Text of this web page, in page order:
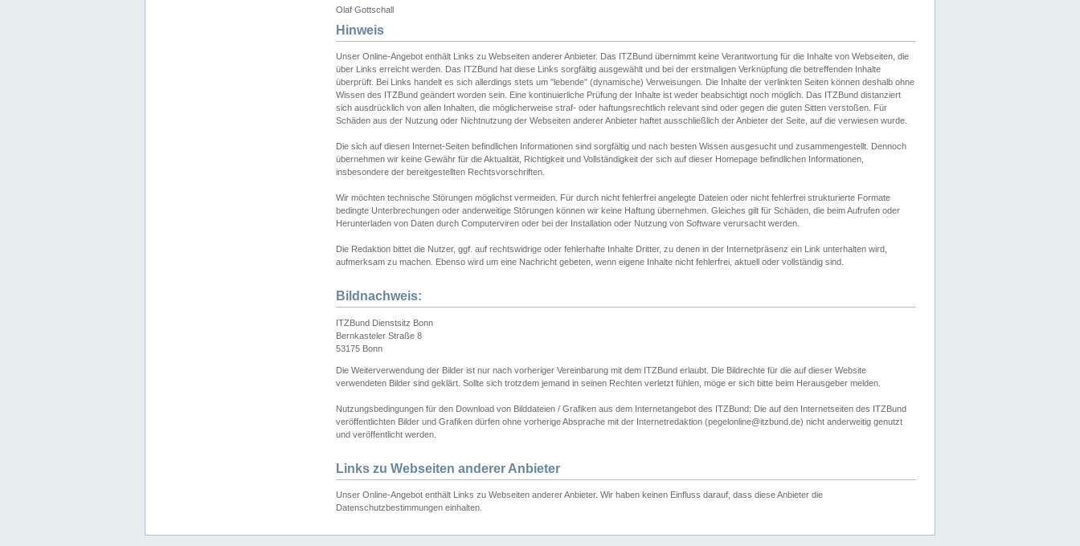
Olaf Gottschall
Hinweis
Unser Online-Angebot enthält Links zu Webseiten anderer Anbieter. Das ITZBund übernimmt keine Verantwortung für die Inhalte von Webseiten, die
über Links erreicht werden. Das ITZBund hat diese Links sorgfältig ausgewählt und bei der erstmaligen Verknüpfung die betreffenden Inhalte
überprüft. Bei Links handelt es sich allerdings stets um "lebende" (dynamische) Verweisungen. Die Inhalte der verlinkten Seiten können deshalb ohne
Wissen des ITZBund geändert worden sein. Eine kontinuierliche Prüfung der Inhalte ist weder beabsichtigt noch möglich. Das ITZBund distanziert
sich ausdrücklich von allen Inhalten, die möglicherweise straf- oder haftungsrechtlich relevant sind oder gegen die guten Sitten verstoßen. Für
Schäden aus der Nutzung oder Nichtnutzung der Webseiten anderer Anbieter haftet ausschließlich der Anbieter der Seite, auf die verwiesen wurde.
Die sich auf diesen Internet-Seiten befindlichen Informationen sind sorgfältig und nach besten Wissen ausgesucht und zusammengestellt. Dennoch
übernehmen wir keine Gewähr für die Aktualität, Richtigkeit und Vollständigkeit der sich auf dieser Homepage befindlichen Informationen,
insbesondere der bereitgestellten Rechtsvorschriften.
Wir möchten technische Störungen möglichst vermeiden. Für durch nicht fehlerfrei angelegte Dateien oder nicht fehlerfrei strukturierte Formate
bedingte Unterbrechungen oder anderweitige Störungen können wir keine Haftung übernehmen. Gleiches gilt für Schäden, die beim Aufrufen oder
Herunterladen von Daten durch Computerviren oder bei der Installation oder Nutzung von Software verursacht werden.
Die Redaktion bittet die Nutzer, ggf. auf rechtswidrige oder fehlerhafte Inhalte Dritter, zu denen in der Internetpräsenz ein Link unterhalten wird,
aufmerksam zu machen. Ebenso wird um eine Nachricht gebeten, wenn eigene Inhalte nicht fehlerfrei, aktuell oder vollständig sind.
Bildnachweis:
ITZBund Dienstsitz Bonn
Bernkasteler Straße 8
53175 Bonn
Die Weiterverwendung der Bilder ist nur nach vorheriger Vereinbarung mit dem ITZBund erlaubt. Die Bildrechte für die auf dieser Website
verwendeten Bilder sind geklärt. Sollte sich trotzdem jemand in seinen Rechten verletzt fühlen, möge er sich bitte beim Herausgeber melden.
Nutzungsbedingungen für den Download von Bilddateien / Grafiken aus dem Internetangebot des ITZBund: Die auf den Internetseiten des ITZBund
veröffentlichten Bilder und Grafiken dürfen ohne vorherige Absprache mit der Internetredaktion (pegelonline@itzbund.de) nicht anderweitig genutzt
und veröffentlicht werden.
Links zu Webseiten anderer Anbieter
Unser Online-Angebot enthält Links zu Webseiten anderer Anbieter. Wir haben keinen Einfluss darauf, dass diese Anbieter die
Datenschutzbestimmungen einhalten.